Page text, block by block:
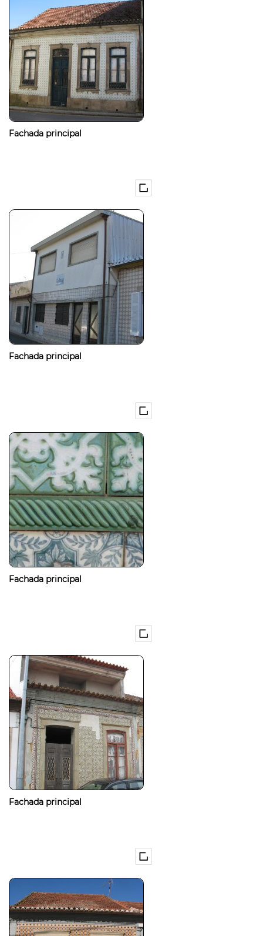
Fachada principal
Fachada principal
Fachada principal
Fachada principal